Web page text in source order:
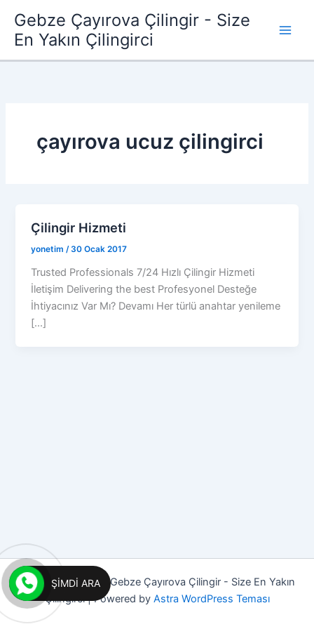
atlaGebze Çayırova Çilingir - Size
En Yakın Çilingirci
çayırova ucuz çilingirci
Çilingir Hizmeti
yonetim/30 Ocak 2017
Trusted Professionals 7/24 Hızlı Çilingir Hizmeti
İletişim Delivering the best Profesyonel Desteğe
İhtiyacınız Var Mı? Devamı Her türlü anahtar yenileme
[...]
Copyright © 2026 Gebze Çayırova Çilingir - Size En Yakın
Çilingirci | Powered by Astra WordPress Teması
ŞIMDI ARA